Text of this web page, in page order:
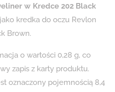
w Kredce 202 Black
kredka do oczu Revlon
Brown.
o wartości 0,28 g, co
zapis z karty produktu.
oznaczony pojemnością 8,4